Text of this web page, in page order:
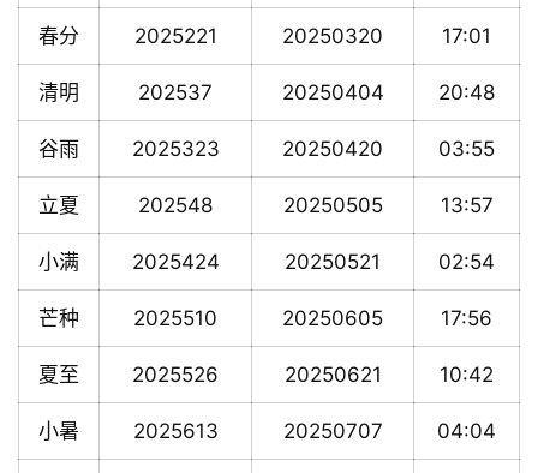
春分 2025221 20250320 17:01
清明 202537 20250404 20:48
谷雨 2025323 20250420 03:55
立夏 202548 20250505 13:57
小满 2025424 20250521 02:54
芒种 2025510 20250605 17:56
夏至 2025526 20250621 10:42
小暑 2025613 20250707 04:04